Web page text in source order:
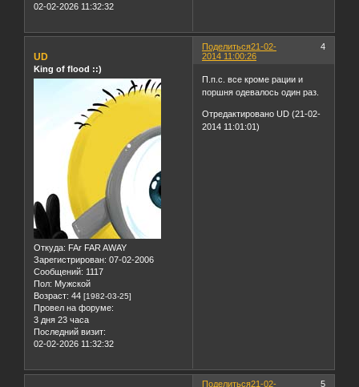
02-02-2026 11:32:32
Поделиться 4
21-02-
2014 11:00:26
UD
King of flood ::)
Откуда: FAr FAR AWAY
Зарегистрирован: 07-02-2006
Сообщений: 1117
Пол: Мужской
Возраст: 44 [1982-03-25]
Провел на форуме:
3 дня 23 часа
Последний визит:
02-02-2026 11:32:32
П.п.с. все кроме рации и
поршня одевалось один раз.
Отредактировано UD (21-02-
2014 11:01:01)
Поделиться 5
21-02-